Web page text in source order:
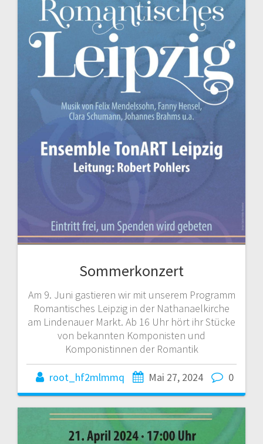
Sommerkonzert
Am 9. Juni gastieren wir mit unserem Programm
Romantisches Leipzig in der Nathanaelkirche
am Lindenauer Markt. Ab 16 Uhr hört ihr Stücke
von bekannten Komponisten und
Komponistinnen der Romantik
root_hf2mlmmq Mai 27, 2024 0